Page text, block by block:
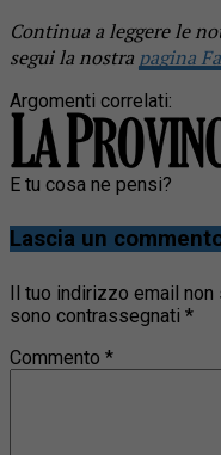
Continua a leggere le
segui la nostra pagina
Argomenti correlati:
E tu cosa ne pensi?
Lascia un
Il tuo indirizzo email non
sono contrassegnati *
Commento *